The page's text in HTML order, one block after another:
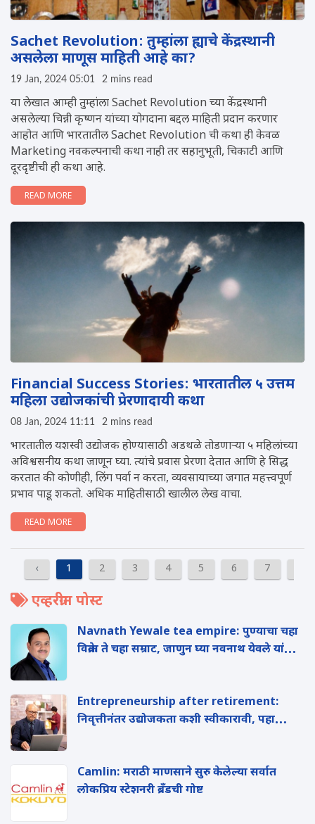
Sachet Revolution: तुम्हांला ह्याचे केंद्रस्थानी
असलेला माणूस माहिती आहे का?
19 Jan, 2024 05:01 2 mins read
या लेखात आम्ही तुम्हांला Sachet Revolution च्या केंद्रस्थानी
असलेल्या चिन्नी कृष्णन यांच्या योगदाना बद्दल माहिती प्रदान करणार
आहोत आण‍ि भारतातील Sachet Revolution ची कथा ही केवळ
Marketing नवकल्पनाची कथा नाही तर सहानुभूती, चिकाटी आणि
दूरदृष्टीची ही कथा आहे.
READ MORE
Financial Success Stories: भारतातील ५ उत्तम
महिला उद्योजकांची प्रेरणादायी कथा
08 Jan, 2024 11:11 2 mins read
भारतातील यशस्वी उद्योजक होण्यासाठी अडथळे तोडणाऱ्या ५ महिलांच्या
अविश्वसनीय कथा जाणून घ्या. त्यांचे प्रवास प्रेरणा देतात आण‍ि हे सिद्ध
करतात की कोणीही, लिंग पर्वा न करता, व्यवसायाच्या जगात महत्त्वपूर्ण
प्रभाव पाडू शकतो. अध‍िक माहितीसाठी खालील लेख वाचा.
READ MORE
‹ 1 2 3 4 5 6 7
एव्हरग्रीन पोस्ट
Navnath Yewale tea empire: पुण्याचा चहा
विक्रेता ते चहा सम्राट, जाणुन घ्या नवनाथ येवले यांची
Entrepreneurship after retirement:
निवृत्तीनंतर उद्योजकता कशी स्वीकारावी, पहा
Camlin: मराठी माणसाने सुरु केलेल्या सर्वात
लोकप्रिय स्टेशनरी ब्रँडची गोष्ट